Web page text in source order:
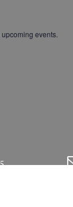
events.